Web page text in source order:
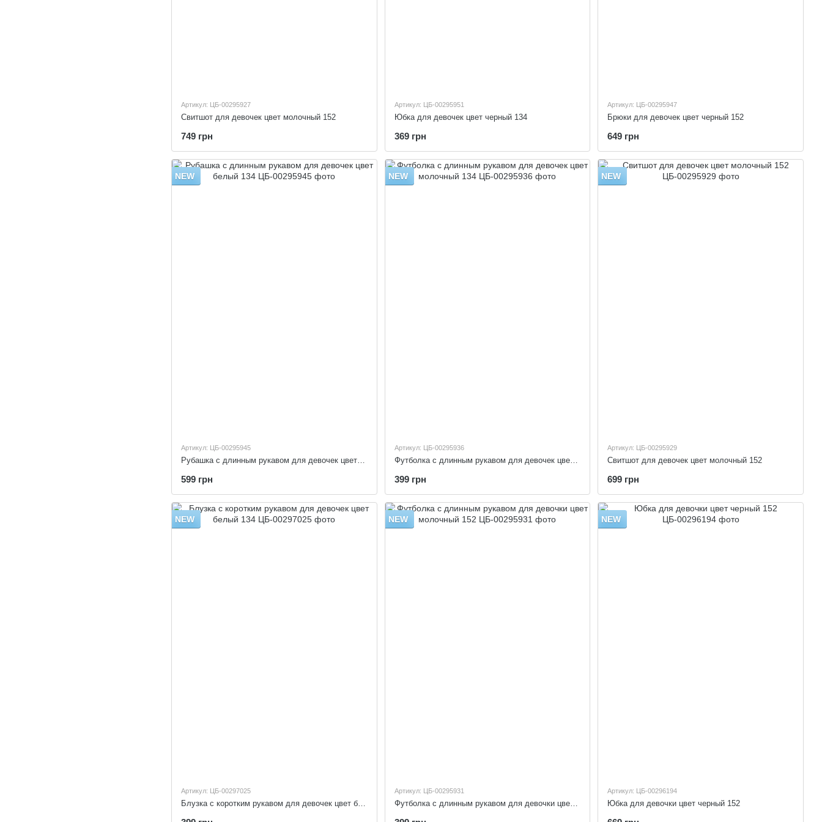
Артикул: ЦБ-00295927
Свитшот для девочек цвет молочный 152
749 грн
Артикул: ЦБ-00295951
Юбка для девочек цвет черный 134
369 грн
Артикул: ЦБ-00295947
Брюки для девочек цвет черный 152
649 грн
NEW
Артикул: ЦБ-00295945
Рубашка с длинным рукавом для девочек цвет белый 134
599 грн
NEW
Артикул: ЦБ-00295936
Футболка с длинным рукавом для девочек цвет молочный 134
399 грн
NEW
Артикул: ЦБ-00295929
Свитшот для девочек цвет молочный 152
699 грн
NEW
Артикул: ЦБ-00297025
Блузка с коротким рукавом для девочек цвет белый 134
NEW
Артикул: ЦБ-00295931
Футболка с длинным рукавом для девочки цвет молочный 152
NEW
Артикул: ЦБ-00296194
Юбка для девочки цвет черный 152